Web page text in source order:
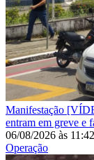
Manifestação
entram em greve e
06/08/2026 às 11:42
Operação